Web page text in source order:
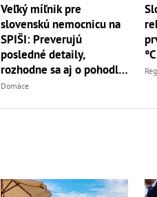
Veľký míľnik pre
slovenskú nemocnicu na
SPIŠI: Preverujú
posledné detaily,
rozhodne sa aj o pohodlí
pacientiek
Domáce
°C